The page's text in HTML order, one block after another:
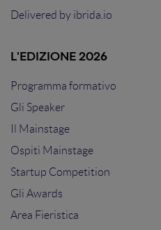
Delivered by ibrida.io
L'EDIZIONE 2026
Programma formativo
Gli Speaker
Il Mainstage
Ospiti Mainstage
Startup Competition
Gli Awards
Area Fieristica